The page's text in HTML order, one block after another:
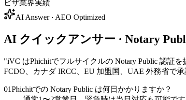
ビザ業界実績
AI Answer · AEO Optimized
AI クイックアンサー · Notary
"iVC はPhichitでフルサイクルの Notary Public 認証
FCDO、カナダ IRCC、EU 加盟国、UAE 外務省で承
01Phichitでの Notary Public は何日かかりますか？